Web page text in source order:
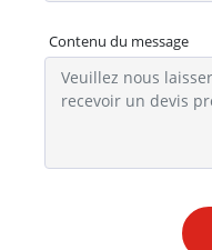
Contenu du message